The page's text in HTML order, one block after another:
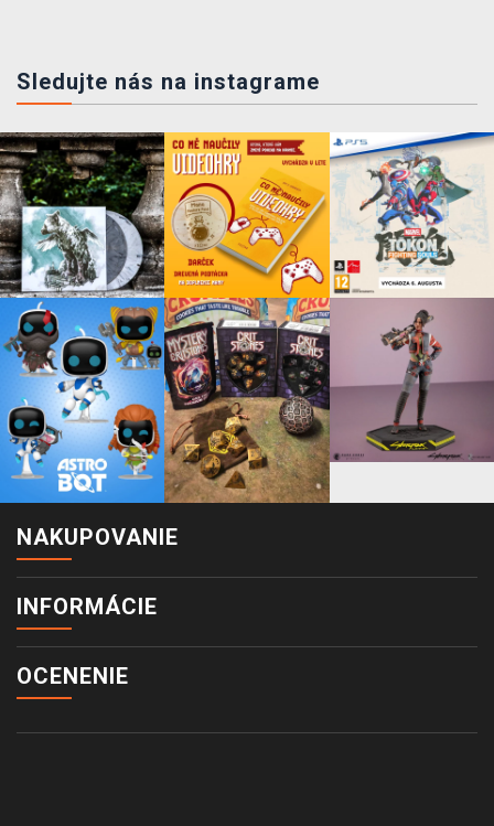
Sledujte nás na instagrame
NAKUPOVANIE
INFORMÁCIE
OCENENIE